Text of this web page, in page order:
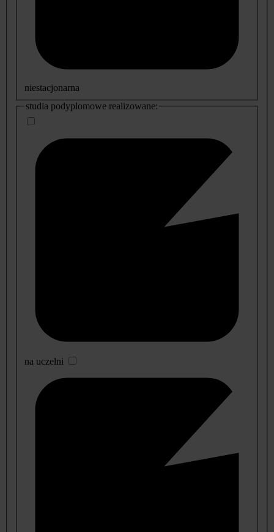
niestacjonarna
studia podyplomowe realizowane:
na uczelni